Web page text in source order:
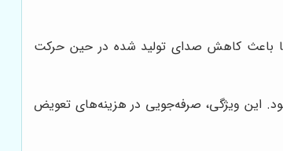
باعث کاهش صدای تولید شده در حین حرکت
این ویژگی، صرفه‌جویی در هزینه‌های تعویض